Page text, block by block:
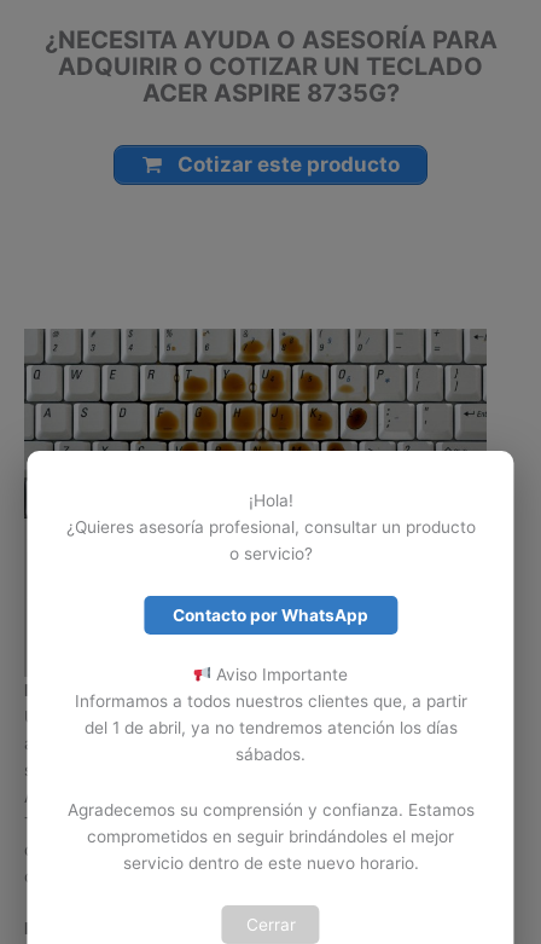
¿NECESITA AYUDA O ASESORÍA PARA
ADQUIRIR O COTIZAR UN TECLADO
ACER ASPIRE 8735G?
Cotizar este producto
Mantenimiento o limpieza de Teclado Aspire
Un Portátil Acer Aspire no está exento de un accidente con
algún liquido o sustancia sobre su Teclado, cuando esto
sucede es posible limpiar o realizar mantenimiento al Teclado
Aspire para secar o eliminar residuos de dicho líquido. El
Teclado de un portátil Aspire también está expuesto a residuos
de comida o exceso de polvo, esto también afecta
considerablemente el funcionamiento de dicho Teclado.
IMPORTANTE:
Si el líquido que se derramo sobre su Teclado
¡Hola!
¿Quieres asesoría profesional, consultar un producto
o servicio?
Contacto por WhatsApp
Aviso Importante
Informamos a todos nuestros clientes que, a partir
del 1 de abril, ya no tendremos atención los días
sábados.
Agradecemos su comprensión y confianza. Estamos
comprometidos en seguir brindándoles el mejor
servicio dentro de este nuevo horario.
Cerrar